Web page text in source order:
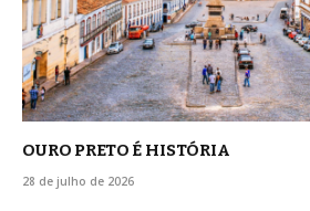
OURO PRETO É HISTÓRIA
28 de julho de 2026